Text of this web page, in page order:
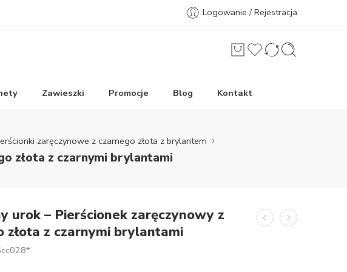
Logowanie / Rejestracja
Zawieszki Promocje Blog Kontakt
zaręczynowe z czarnego złota z brylantem
złota z czarnymi brylantami
urok – Pierścionek zaręczynowy z
złota z czarnymi brylantami